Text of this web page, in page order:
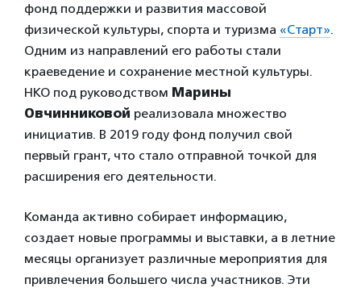
фонд поддержки и развития массовой
физической культуры, спорта и туризма «Старт».
Одним из направлений его работы стали
краеведение и сохранение местной культуры.
НКО под руководством Марины
Овчинниковой реализовала множество
инициатив. В 2019 году фонд получил свой
первый грант, что стало отправной точкой для
расширения его деятельности.
Команда активно собирает информацию,
создает новые программы и выставки, а в летние
месяцы организует различные мероприятия для
привлечения большего числа участников. Эти